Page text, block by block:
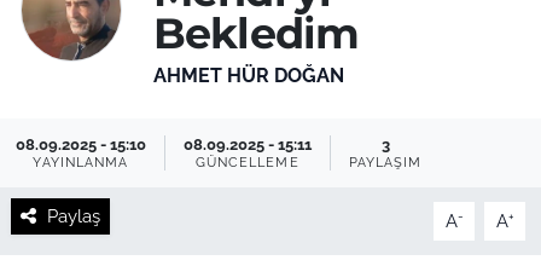
Bekledim
AHMET HÜR DOĞAN
08.09.2025 - 15:10
YAYINLANMA
08.09.2025 - 15:11
GÜNCELLEME
3
PAYLAŞIM
Paylaş A- A+